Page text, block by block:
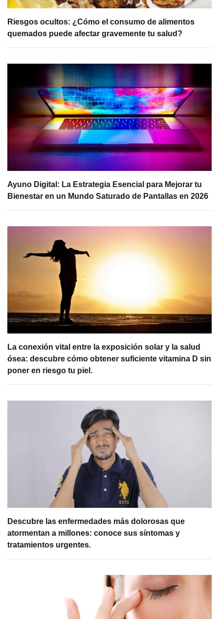
Riesgos ocultos: ¿Cómo el consumo de alimentos
quemados puede afectar gravemente tu salud?
Ayuno Digital: La Estrategia Esencial para Mejorar tu
Bienestar en un Mundo Saturado de Pantallas en 2026
La conexión vital entre la exposición solar y la salud
ósea: descubre cómo obtener suficiente vitamina D sin
poner en riesgo tu piel.
Descubre las enfermedades más dolorosas que
atormentan a millones: conoce sus síntomas y
tratamientos urgentes.